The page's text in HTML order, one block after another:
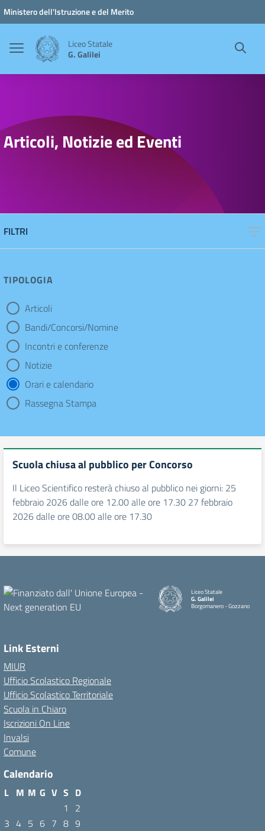
Vai ai contenuti
Vai al menu di navigazione
Vai al footer
Ministero dell'Istruzione e del Merito
Liceo Statale
G. Galilei
Articoli, Notizie ed Eventi
FILTRI
TIPOLOGIA
tipologia di articoli
Articoli
Bandi/Concorsi/Nomine
Incontri e conferenze
Notizie
Orari e calendario
Rassegna Stampa
Scuola chiusa al pubblico per Concorso
Il Liceo Scientifico resterà chiuso al pubblico nei giorni: 25
febbraio 2026 dalle ore 12.00 alle ore 17.30 27 febbraio
2026 dalle ore 08.00 alle ore 17.30
Liceo Statale
G. Galilei
Borgomanero - Gozzano
Link Esterni
MIUR
Ufficio Scolastico Regionale
Ufficio Scolastico Territoriale
Scuola in Chiaro
Iscrizioni On Line
Invalsi
Comune
Calendario
L M M G V S D
1
2
3 4 5 6 7 8 9